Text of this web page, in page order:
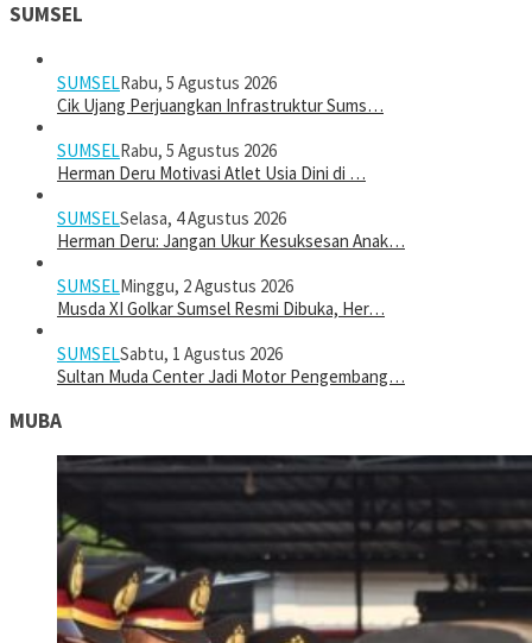
SUMSEL
SUMSELRabu, 5 Agustus 2026
Cik Ujang Perjuangkan Infrastruktur Sums…
SUMSELRabu, 5 Agustus 2026
Herman Deru Motivasi Atlet Usia Dini di …
SUMSELSelasa, 4 Agustus 2026
Herman Deru: Jangan Ukur Kesuksesan Anak…
SUMSELMinggu, 2 Agustus 2026
Musda XI Golkar Sumsel Resmi Dibuka, Her…
SUMSELSabtu, 1 Agustus 2026
Sultan Muda Center Jadi Motor Pengembang…
MUBA